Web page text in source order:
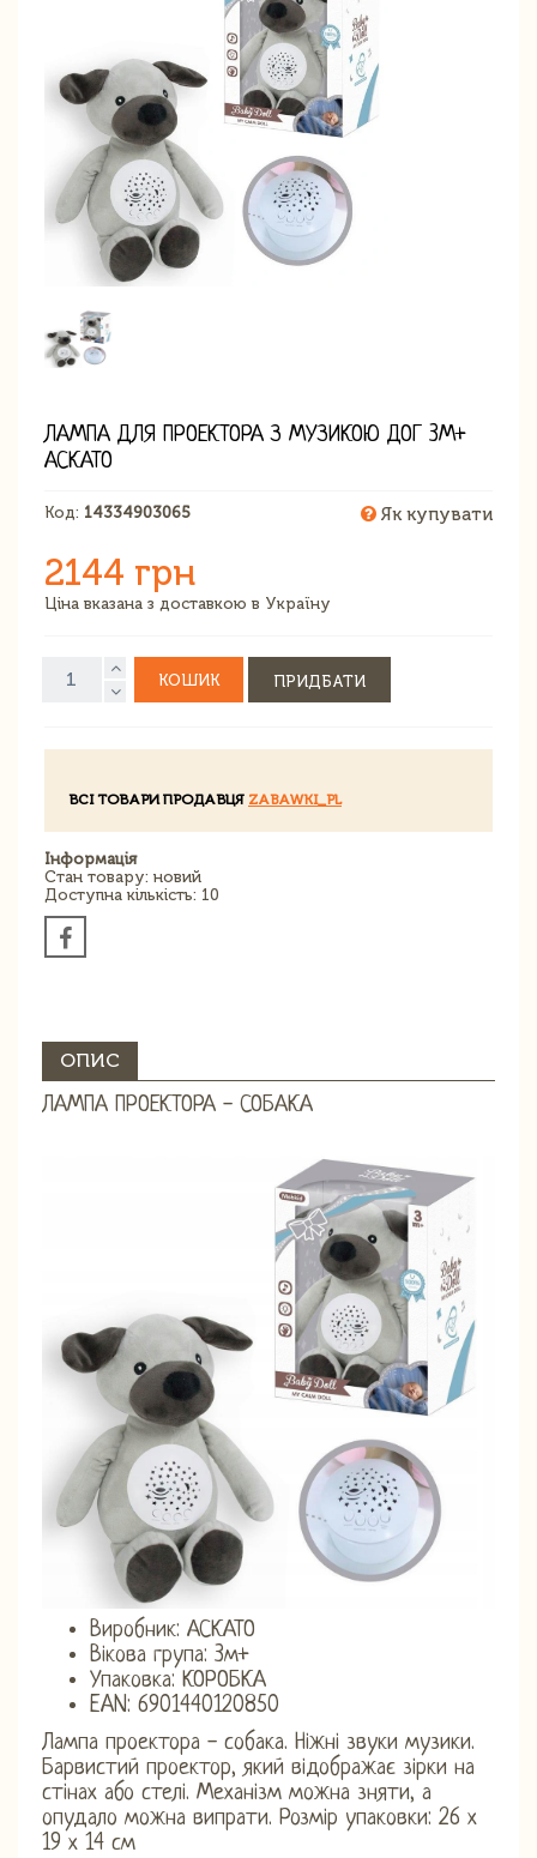
ЛАМПА ДЛЯ ПРОЕКТОРА З МУЗИКОЮ ДОГ 3М+
АСКАТО
Код: 14334903065 Як купувати
2144 грн
Ціна вказана з доставкою в Україну
КОШИК ПРИДБАТИ
ВСІ ТОВАРИ ПРОДАВЦЯ ZABAWKI_PL
Інформація
Стан товару: новий
Доступна кількість: 10
ОПИС
ЛАМПА ПРОЕКТОРА - СОБАКА
Виробник: АСКАТО
Вікова група: 3м+
Упаковка: КОРОБКА
EAN: 6901440120850
Лампа проектора - собака. Ніжні звуки музики.
Барвистий проектор, який відображає зірки на
стінах або стелі. Механізм можна зняти, а
опудало можна випрати. Розмір упаковки: 26 х
19 х 14 см